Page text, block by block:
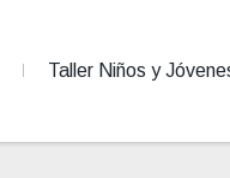
Taller Niños y